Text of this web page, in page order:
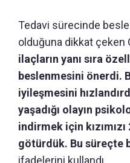
Tedavi sürecinde
olduğuna dikkat çeken
ilaçların yanı sıra
beslenmesini önerdi.
iyileşmesini
yaşadığı olayın
indirmek için
götürdük. Bu süreçte
ifadelerini kullandı.